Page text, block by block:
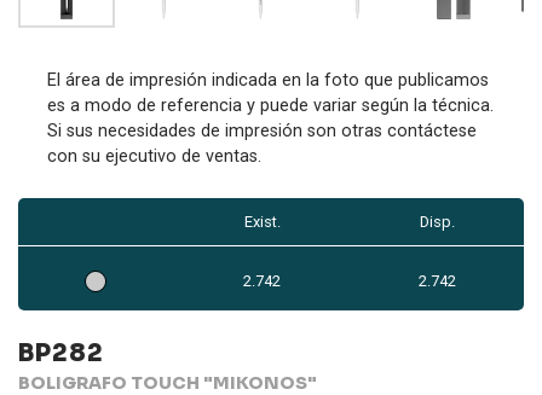
El área de impresión indicada en la foto que publicamos
es a modo de referencia y puede variar según la técnica.
Si sus necesidades de impresión son otras contáctese
con su ejecutivo de ventas.
Exist. Disp.
2.742 2.742
BP282
BOLIGRAFO TOUCH "MIKONOS"